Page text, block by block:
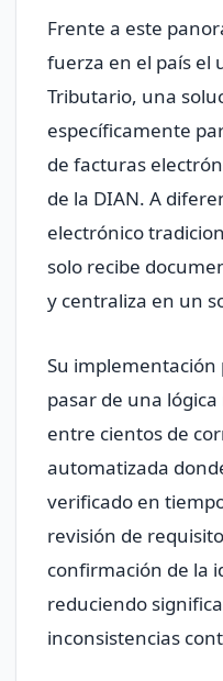
Frente a este
fuerza en el país el
Tributario, una
específicamente
de facturas
de la DIAN. A
electrónico
solo recibe
y centraliza en un
Su implementación
pasar de una
entre cientos de
automatizada
verificado en
revisión de
confirmación de la
reduciendo
inconsistencias